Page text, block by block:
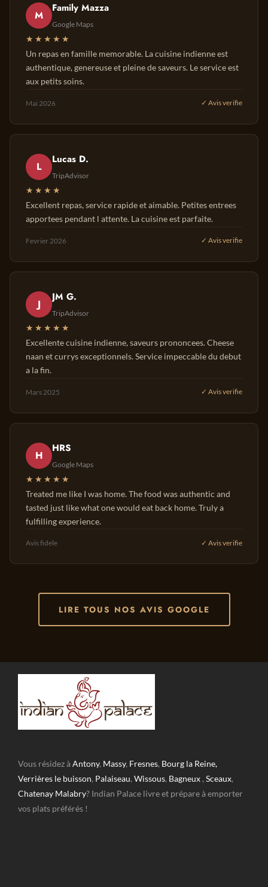
M
Family Mazza
Google Maps
★★★★★
Un repas en famille memorable. La cuisine indienne est
authentique, genereuse et pleine de saveurs. Le service est
aux petits soins.
Mai 2026 ✓ Avis verifie
L
Lucas D.
TripAdvisor
★★★★
Excellent repas, service rapide et aimable. Petites entrees
apportees pendant l attente. La cuisine est parfaite.
Fevrier 2026 ✓ Avis verifie
J
JM G.
TripAdvisor
★★★★★
Excellente cuisine indienne, saveurs prononcees. Cheese
naan et currys exceptionnels. Service impeccable du debut
a la fin.
Mars 2025 ✓ Avis verifie
H
HRS
Google Maps
★★★★★
Treated me like I was home. The food was authentic and
tasted just like what one would eat back home. Truly a
fulfilling experience.
Avis fidele ✓ Avis verifie
LIRE TOUS NOS AVIS GOOGLE
Vous résidez àAntony, Massy, Fresnes, Bourg la Reine,
Verrières le buisson, Palaiseau, Wissous, Bagneux , Sceaux,
Chatenay Malabry? Indian Palace livre et prépare à emporter
vos plats préférés !